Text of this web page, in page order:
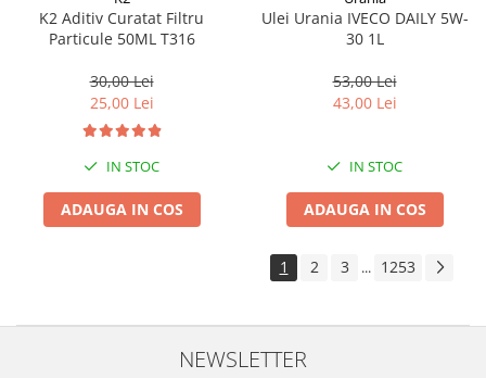
K2 Aditiv Curatat Filtru
Particule 50ML T316
30,00 Lei
25,00 Lei
IN STOC
ADAUGA IN COS
Ulei Urania IVECO DAILY 5W-
30 1L
53,00 Lei
43,00 Lei
IN STOC
ADAUGA IN COS
1 2 3 ... 1253
NEWSLETTER